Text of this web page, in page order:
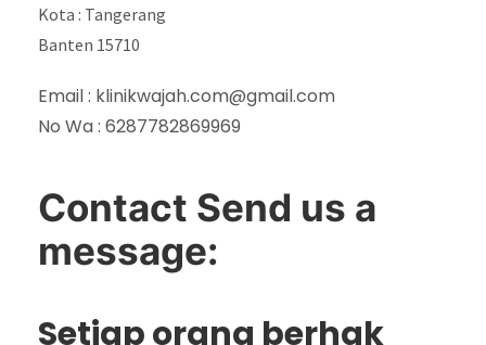
Kota : Tangerang
Banten 15710
Email : klinikwajah.com@gmail.com
No Wa : 6287782869969
Contact Send us a
message:
Setiap orang berhak